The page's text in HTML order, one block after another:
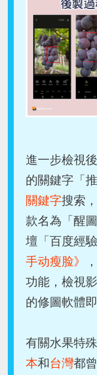
進一步檢視
的關鍵字「
關鍵字搜索
款名為「醒
壇「百度經
手动瘦脸》
功能，檢視
的修圖軟體
有關水果特
本和台灣都